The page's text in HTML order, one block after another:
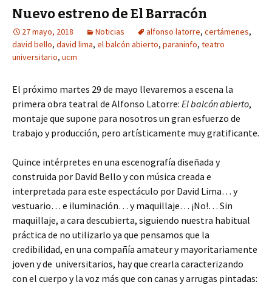
Nuevo estreno de El Barracón
27 mayo, 2018 Noticias alfonso latorre, certámenes,
david bello, david lima, el balcón abierto, paraninfo, teatro
universitario, ucm
El próximo martes 29 de mayo llevaremos a escena la
primera obra teatral de Alfonso Latorre: El balcón abierto,
montaje que supone para nosotros un gran esfuerzo de
trabajo y producción, pero artísticamente muy gratificante.
Quince intérpretes en una escenografía diseñada y
construida por David Bello y con música creada e
interpretada para este espectáculo por David Lima… y
vestuario… e iluminación… y maquillaje… ¡No!… Sin
maquillaje, a cara descubierta, siguiendo nuestra habitual
práctica de no utilizarlo ya que pensamos que la
credibilidad, en una compañía amateur y mayoritariamente
joven y de universitarios, hay que crearla caracterizando
con el cuerpo y la voz más que con canas y arrugas pintadas: